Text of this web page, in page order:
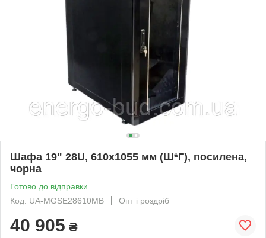
Шафа 19" 28U, 610х1055 мм (Ш*Г), посилена,
чорна
Готово до відправки
Код: UA-MGSE28610MB
Опт і роздріб
40 905 ₴